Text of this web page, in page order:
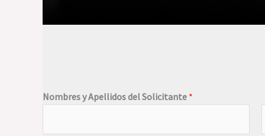
Nombres y Apellidos del Solicitante *